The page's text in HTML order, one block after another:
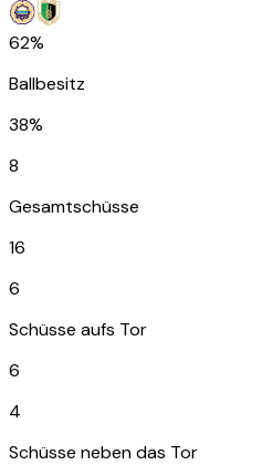
62%
Ballbesitz
38%
8
Gesamtschüsse
16
6
Schüsse aufs Tor
6
4
Schüsse neben das Tor